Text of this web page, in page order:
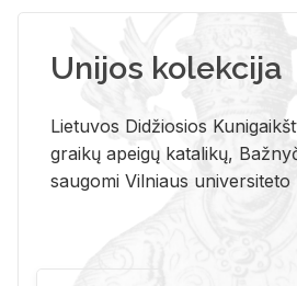
Unijos kolekcija
Lietuvos Didžiosios
graikų apeigų katalikų,
saugomi Vilniaus universiteto